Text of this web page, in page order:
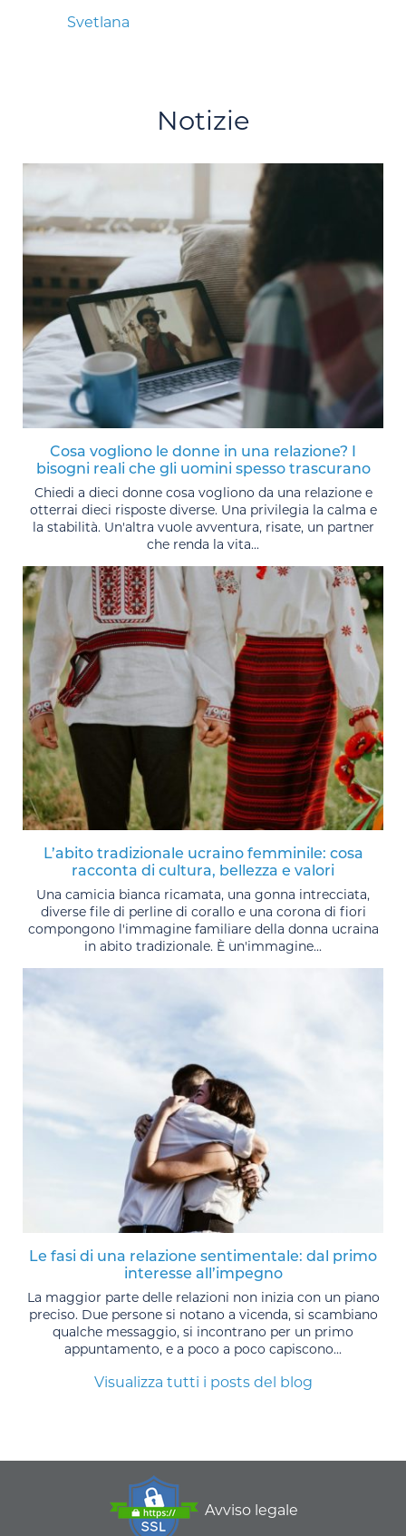
Svetlana
Notizie
Cosa vogliono le donne in una relazione? I
bisogni reali che gli uomini spesso trascurano
Chiedi a dieci donne cosa vogliono da una relazione e
otterrai dieci risposte diverse. Una privilegia la calma e
la stabilità. Un'altra vuole avventura, risate, un partner
che renda la vita...
L’abito tradizionale ucraino femminile: cosa
racconta di cultura, bellezza e valori
Una camicia bianca ricamata, una gonna intrecciata,
diverse file di perline di corallo e una corona di fiori
compongono l'immagine familiare della donna ucraina
in abito tradizionale. È un'immagine...
Le fasi di una relazione sentimentale: dal primo
interesse all’impegno
La maggior parte delle relazioni non inizia con un piano
preciso. Due persone si notano a vicenda, si scambiano
qualche messaggio, si incontrano per un primo
appuntamento, e a poco a poco capiscono...
Visualizza tutti i posts del blog
Avviso legale